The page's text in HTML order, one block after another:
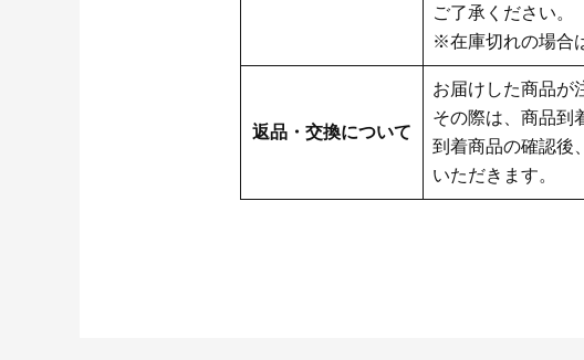
ご了承ください。
※在庫切れの場合
返品・交換について
お届けした商品が
その際は、商品到
到着商品の確認後
いただきます。